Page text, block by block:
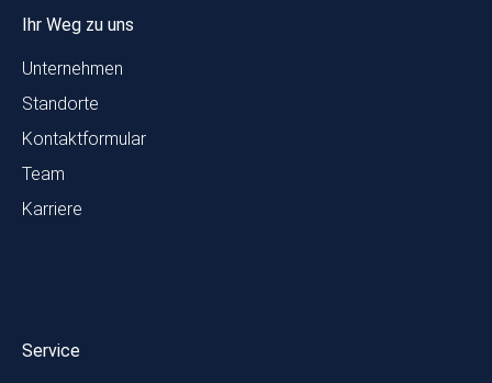
Ihr Weg zu uns
Unternehmen
Standorte
Kontaktformular
Team
Karriere
Service